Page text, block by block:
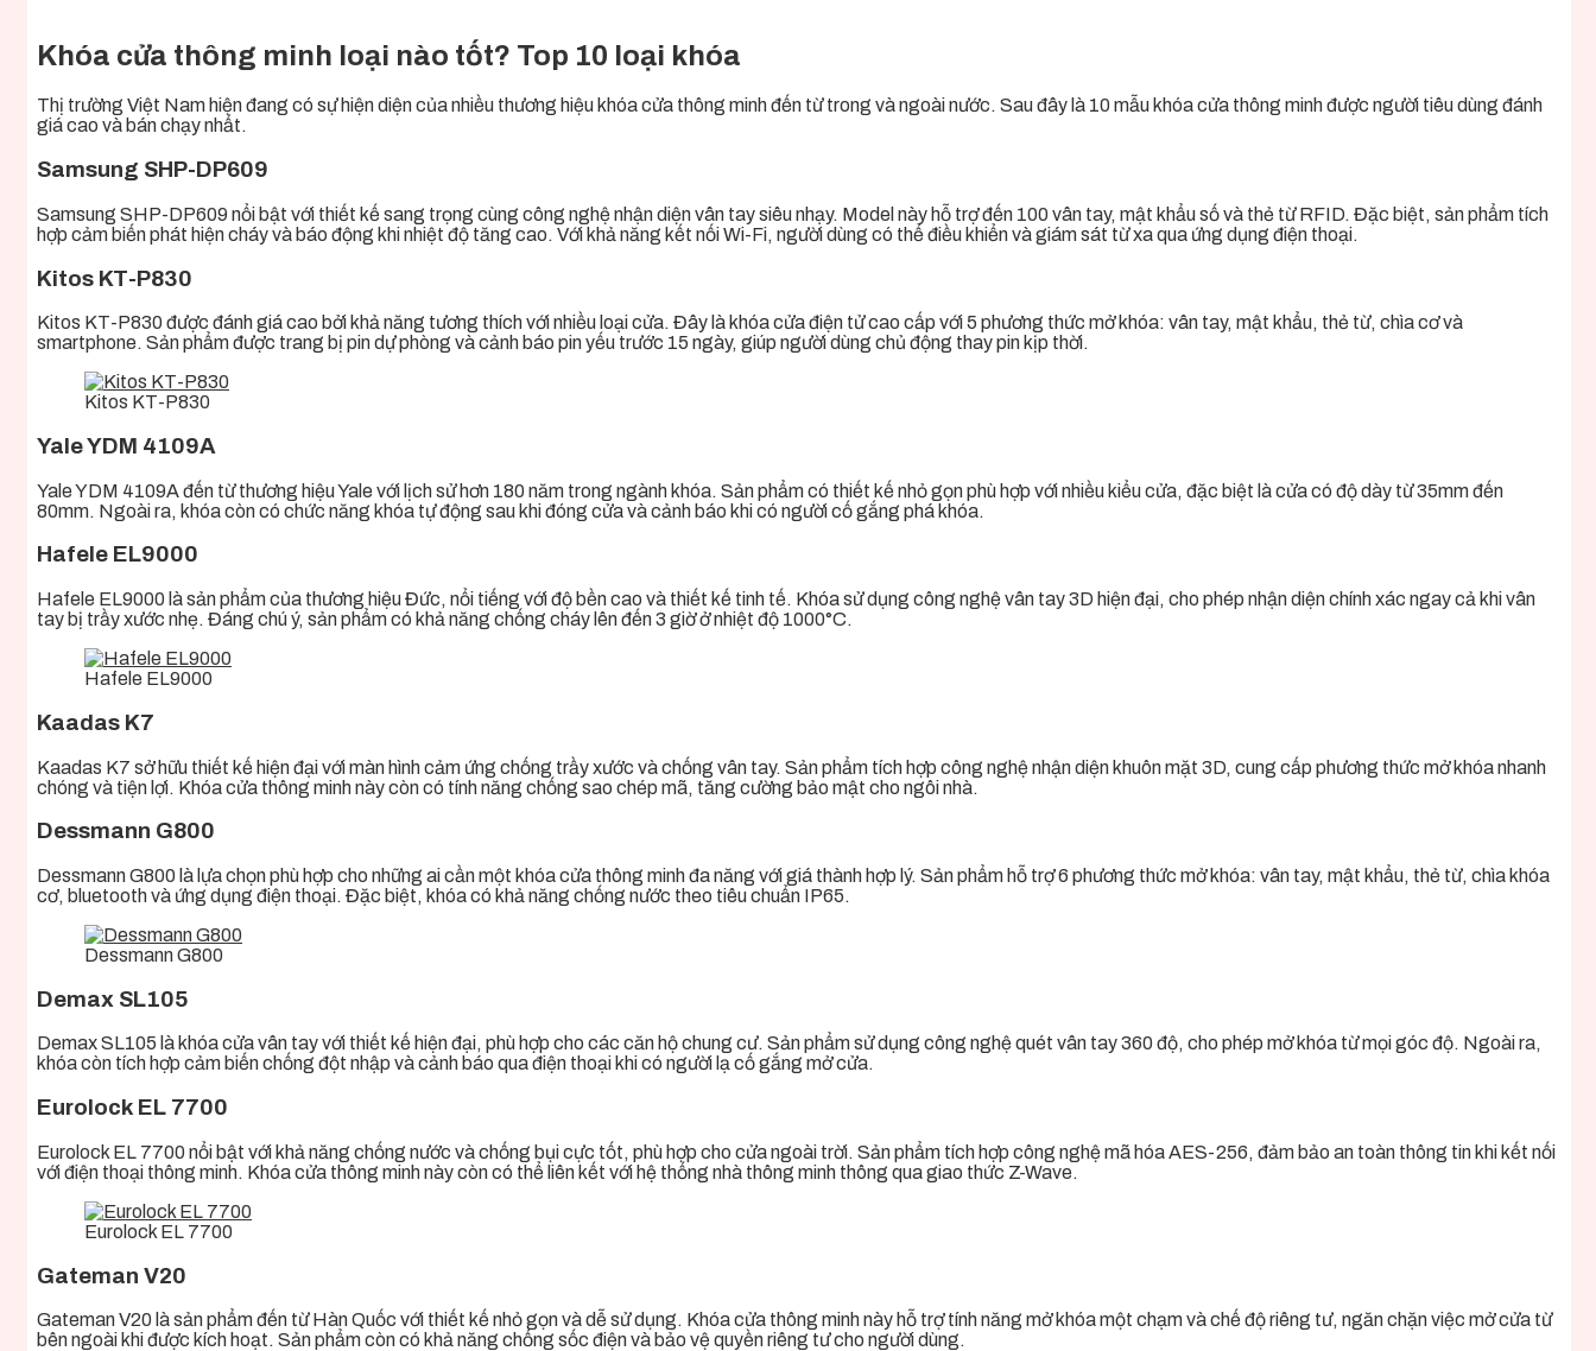
Khóa cửa thông minh loại nào tốt? Top 10 loại khóa
Thị trường Việt Nam hiện đang có sự hiện diện của nhiều thương hiệu khóa cửa thông minh đến từ trong và ngoài nước. Sau đây là 10 mẫu khóa cửa thông minh được người tiêu dùng đánh
giá cao và bán chạy nhất.
Samsung SHP-DP609
Samsung SHP-DP609 nổi bật với thiết kế sang trọng cùng công nghệ nhận diện vân tay siêu nhạy. Model này hỗ trợ đến 100 vân tay, mật khẩu số và thẻ từ RFID. Đặc biệt, sản phẩm tích
hợp cảm biến phát hiện cháy và báo động khi nhiệt độ tăng cao. Với khả năng kết nối Wi-Fi, người dùng có thể điều khiển và giám sát từ xa qua ứng dụng điện thoại.
Kitos KT-P830
Kitos KT-P830 được đánh giá cao bởi khả năng tương thích với nhiều loại cửa. Đây là khóa cửa điện tử cao cấp với 5 phương thức mở khóa: vân tay, mật khẩu, thẻ từ, chìa cơ và
smartphone. Sản phẩm được trang bị pin dự phòng và cảnh báo pin yếu trước 15 ngày, giúp người dùng chủ động thay pin kịp thời.
Kitos KT-P830
Yale YDM 4109A
Yale YDM 4109A đến từ thương hiệu Yale với lịch sử hơn 180 năm trong ngành khóa. Sản phẩm có thiết kế nhỏ gọn phù hợp với nhiều kiểu cửa, đặc biệt là cửa có độ dày từ 35mm đến
80mm. Ngoài ra, khóa còn có chức năng khóa tự động sau khi đóng cửa và cảnh báo khi có người cố gắng phá khóa.
Hafele EL9000
Hafele EL9000 là sản phẩm của thương hiệu Đức, nổi tiếng với độ bền cao và thiết kế tinh tế. Khóa sử dụng công nghệ vân tay 3D hiện đại, cho phép nhận diện chính xác ngay cả khi vân
tay bị trầy xước nhẹ. Đáng chú ý, sản phẩm có khả năng chống cháy lên đến 3 giờ ở nhiệt độ 1000°C.
Hafele EL9000
Kaadas K7
Kaadas K7 sở hữu thiết kế hiện đại với màn hình cảm ứng chống trầy xước và chống vân tay. Sản phẩm tích hợp công nghệ nhận diện khuôn mặt 3D, cung cấp phương thức mở khóa nhanh
chóng và tiện lợi. Khóa cửa thông minh này còn có tính năng chống sao chép mã, tăng cường bảo mật cho ngôi nhà.
Dessmann G800
Dessmann G800 là lựa chọn phù hợp cho những ai cần một khóa cửa thông minh đa năng với giá thành hợp lý. Sản phẩm hỗ trợ 6 phương thức mở khóa: vân tay, mật khẩu, thẻ từ, chìa khóa
cơ, bluetooth và ứng dụng điện thoại. Đặc biệt, khóa có khả năng chống nước theo tiêu chuẩn IP65.
Dessmann G800
Demax SL105
Demax SL105 là khóa cửa vân tay với thiết kế hiện đại, phù hợp cho các căn hộ chung cư. Sản phẩm sử dụng công nghệ quét vân tay 360 độ, cho phép mở khóa từ mọi góc độ. Ngoài ra,
khóa còn tích hợp cảm biến chống đột nhập và cảnh báo qua điện thoại khi có người lạ cố gắng mở cửa.
Eurolock EL 7700
Eurolock EL 7700 nổi bật với khả năng chống nước và chống bụi cực tốt, phù hợp cho cửa ngoài trời. Sản phẩm tích hợp công nghệ mã hóa AES-256, đảm bảo an toàn thông tin khi kết nối
với điện thoại thông minh. Khóa cửa thông minh này còn có thể liên kết với hệ thống nhà thông minh thông qua giao thức Z-Wave.
Eurolock EL 7700
Gateman V20
Gateman V20 là sản phẩm đến từ Hàn Quốc với thiết kế nhỏ gọn và dễ sử dụng. Khóa cửa thông minh này hỗ trợ tính năng mở khóa một chạm và chế độ riêng tư, ngăn chặn việc mở cửa từ
bên ngoài khi được kích hoạt. Sản phẩm còn có khả năng chống sốc điện và bảo vệ quyền riêng tư cho người dùng.